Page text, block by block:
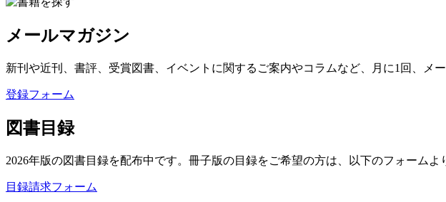
メールマガジン
新刊や近刊、書評、受賞図書、イベントに関するご案内やコラムなど、月に1回、メ
登録フォーム
図書目録
2026年版の図書目録を配布中です。冊子版の目録をご希望の方は、以下のフォームよ
目録請求フォーム